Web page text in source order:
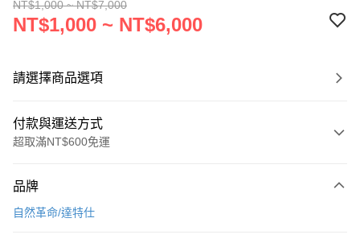
NT$1,000 ~ NT$7,000
NT$1,000 ~ NT$6,000
請選擇商品選項
付款與運送方式
超取滿NT$600免運
信用卡一次付款
品牌
自然革命/達特仕